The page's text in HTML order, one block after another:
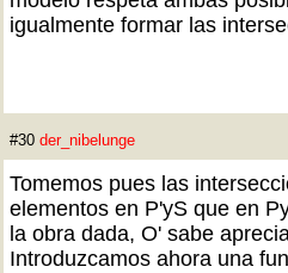
igualmente formar las
#30 der_nibelunge
Tomemos pues las
elementos en P'yS que en
la obra dada, O' sabe
Introduzcamos ahora una